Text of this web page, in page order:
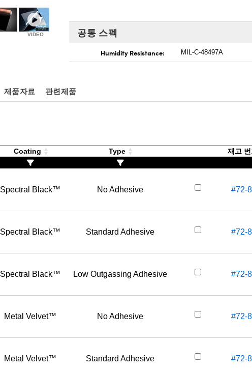
공통 스펙
Humidity Resistance: MIL-C-48497A
제품자료 관련제품
Coating Type 재고 번
Spectral Black™ No Adhesive #72-
Spectral Black™ Standard Adhesive #72-
Spectral Black™ Low Outgassing Adhesive #72-
Metal Velvet™ No Adhesive #72-
Metal Velvet™ Standard Adhesive #72-